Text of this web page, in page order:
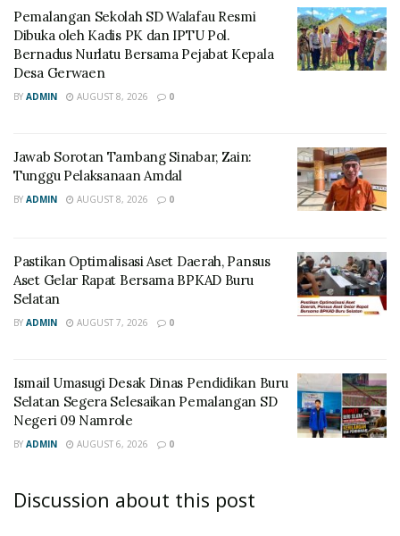
Pemalangan Sekolah SD Walafau Resmi
Dibuka oleh Kadis PK dan IPTU Pol.
Bernadus Nurlatu Bersama Pejabat Kepala
Desa Gerwaen
BY ADMIN AUGUST 8, 2026 0
Jawab Sorotan Tambang Sinabar, Zain:
Tunggu Pelaksanaan Amdal
BY ADMIN AUGUST 8, 2026 0
Pastikan Optimalisasi Aset Daerah, Pansus
Aset Gelar Rapat Bersama BPKAD Buru
Selatan
BY ADMIN AUGUST 7, 2026 0
Ismail Umasugi Desak Dinas Pendidikan Buru
Selatan Segera Selesaikan Pemalangan SD
Negeri 09 Namrole
BY ADMIN AUGUST 6, 2026 0
Discussion about this post